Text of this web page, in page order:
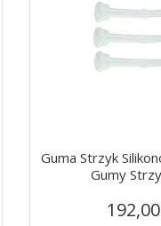
Szybki
Guma Strzyk
Gumy
Cena